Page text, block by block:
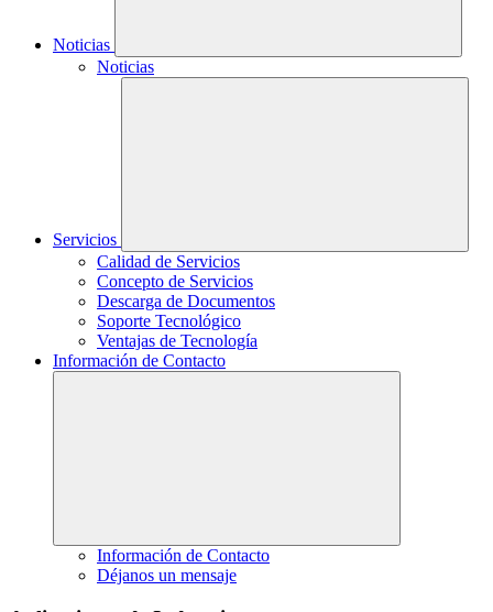
Noticias
Noticias
Servicios
Calidad de Servicios
Concepto de Servicios
Descarga de Documentos
Soporte Tecnológico
Ventajas de Tecnología
Información de Contacto
Información de Contacto
Déjanos un mensaje